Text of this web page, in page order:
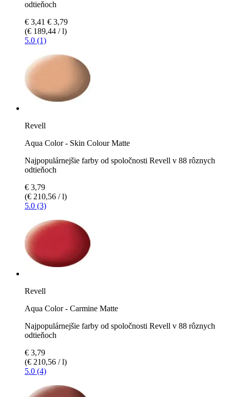
odtieňoch
€ 3,41 € 3,79
(€ 189,44 / l)
5.0 (1)
Revell
Aqua Color - Skin Colour Matte
Najpopulárnejšie farby od spoločnosti Revell v 88 rôznych
odtieňoch
€ 3,79
(€ 210,56 / l)
5.0 (3)
Revell
Aqua Color - Carmine Matte
Najpopulárnejšie farby od spoločnosti Revell v 88 rôznych
odtieňoch
€ 3,79
(€ 210,56 / l)
5.0 (4)